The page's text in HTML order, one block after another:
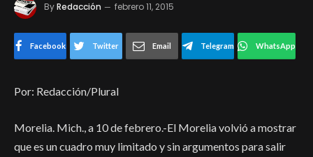
ByRedacción febrero 11, 2015
Facebook Twitter Email Telegram WhatsApp
Por: Redacción/Plural
Morelia. Mich., a 10 de febrero.-El Morelia volvió a mostrar
que es un cuadro muy limitado y sin argumentos para salir